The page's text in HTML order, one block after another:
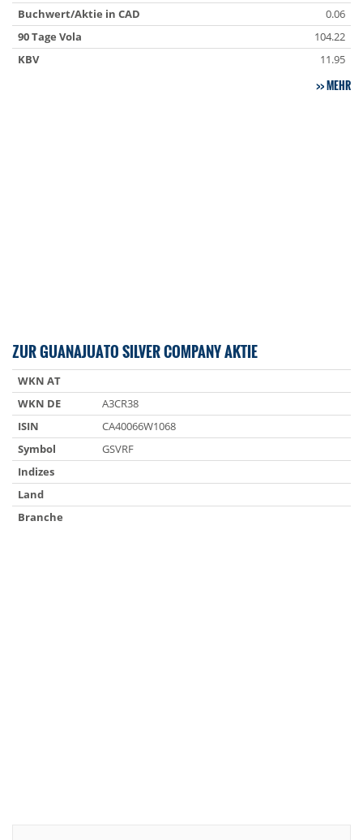
Buchwert/Aktie in CAD
0.06
90 Tage Vola
104.22
KBV
11.95
MEHR
ZUR GUANAJUATO SILVER COMPANY AKTIE
WKN AT
WKN DE
A3CR38
ISIN
CA40066W1068
Symbol
GSVRF
Indizes
Land
Branche